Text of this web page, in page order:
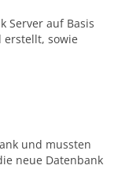
Server auf Basis
erstellt, sowie
und mussten
neue Datenbank